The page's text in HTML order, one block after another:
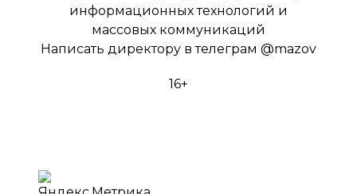
информационных технологий и
массовых коммуникаций
Написать директору в телеграм @mazov
16+